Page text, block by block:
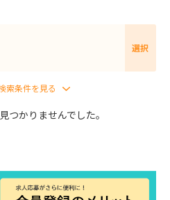
選択
つかりませんでした。